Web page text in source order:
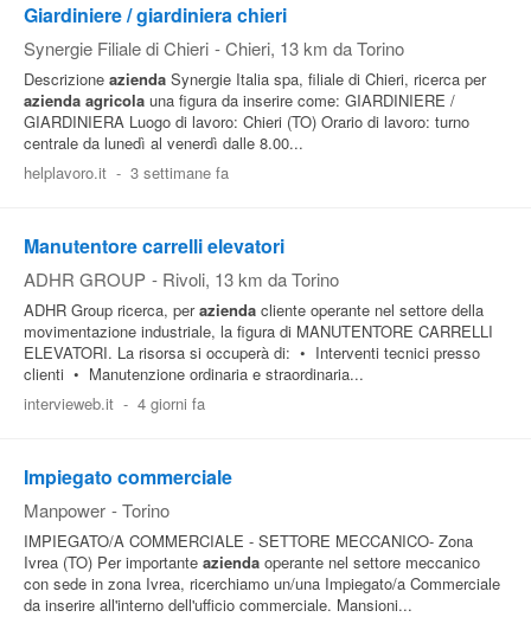
Giardiniere / giardiniera chieri
Synergie Filiale di Chieri - Chieri, 13 km da Torino
Descrizione azienda Synergie Italia spa, filiale di Chieri, ricerca per
azienda agricola una figura da inserire come: GIARDINIERE /
GIARDINIERA Luogo di lavoro: Chieri (TO) Orario di lavoro: turno
centrale da lunedì al venerdì dalle 8.00...
helplavoro.it - 3 settimane fa
Manutentore carrelli elevatori
ADHR GROUP - Rivoli, 13 km da Torino
ADHR Group ricerca, perazienda cliente operante nel settore della
movimentazione industriale, la figura di MANUTENTORE CARRELLI
ELEVATORI. La risorsa si occuperà di: • Interventi tecnici presso
clienti • Manutenzione ordinaria e straordinaria...
intervieweb.it - 4 giorni fa
Impiegato commerciale
Manpower - Torino
IMPIEGATO/A COMMERCIALE - SETTORE MECCANICO- Zona
Ivrea (TO) Per importante azienda operante nel settore meccanico
con sede in zona Ivrea, ricerchiamo un/una Impiegato/a Commerciale
da inserire all'interno dell'ufficio commerciale. Mansioni...